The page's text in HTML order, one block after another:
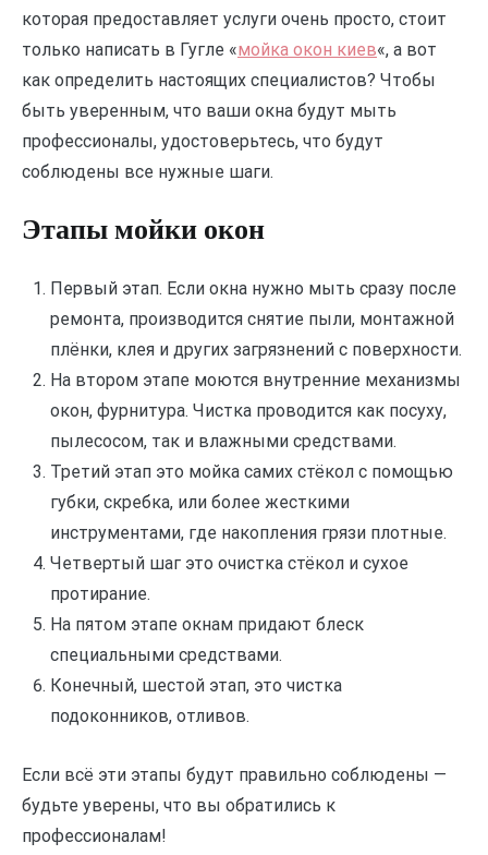
которая предоставляет услуги очень просто, стоит
только написать в Гугле «мойка окон киев«, а вот
как определить настоящих специалистов? Чтобы
быть уверенным, что ваши окна будут мыть
профессионалы, удостоверьтесь, что будут
соблюдены все нужные шаги.
Этапы мойки окон
Первый этап. Если окна нужно мыть сразу после
ремонта, производится снятие пыли, монтажной
плёнки, клея и других загрязнений с поверхности.
На втором этапе моются внутренние механизмы
окон, фурнитура. Чистка проводится как посуху,
пылесосом, так и влажными средствами.
Третий этап это мойка самих стёкол с помощью
губки, скребка, или более жесткими
инструментами, где накопления грязи плотные.
Четвертый шаг это очистка стёкол и сухое
протирание.
На пятом этапе окнам придают блеск
специальными средствами.
Конечный, шестой этап, это чистка
подоконников, отливов.
Если всё эти этапы будут правильно соблюдены —
будьте уверены, что вы обратились к
профессионалам!